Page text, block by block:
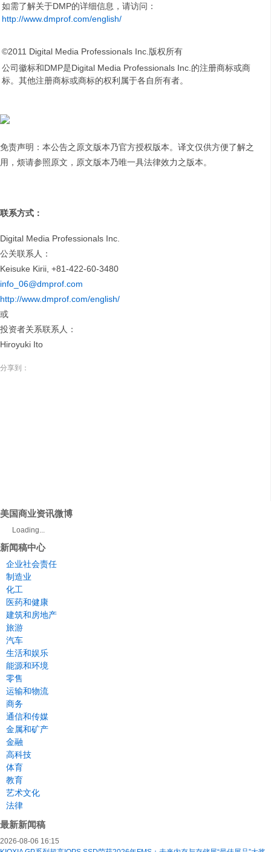
如需了解关于DMP的详细信息，请访问：
http://www.dmprof.com/english/
©2011 Digital Media Professionals Inc.版权所有
公司徽标和DMP是Digital Media Professionals Inc.的注册商标或商
标。其他注册商标或商标的权利属于各自所有者。
免责声明：本公告之原文版本乃官方授权版本。译文仅供方便了解之
用，烦请参照原文，原文版本乃唯一具法律效力之版本。
联系方式：
Digital Media Professionals Inc.
公关联系人：
Keisuke Kirii, +81-422-60-3480
info_06@dmprof.com
http://www.dmprof.com/english/
或
投资者关系联系人：
Hiroyuki Ito
分享到：
美国商业资讯微博
Loading...
新闻稿中心
企业社会责任
制造业
化工
医药和健康
建筑和房地产
旅游
汽车
生活和娱乐
能源和环境
零售
运输和物流
商务
通信和传媒
金属和矿产
金融
高科技
体育
教育
艺术文化
法律
最新新闻稿
2026-08-06 16:15